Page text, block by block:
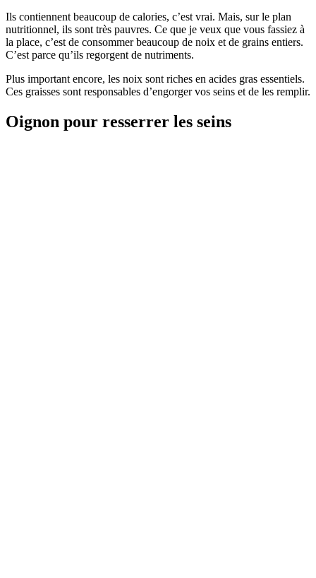
Ils contiennent beaucoup de calories, c’est vrai. Mais, sur le plan
nutritionnel, ils sont très pauvres. Ce que je veux que vous fassiez à
la place, c’est de consommer beaucoup de noix et de grains entiers.
C’est parce qu’ils regorgent de nutriments.
Plus important encore, les noix sont riches en acides gras essentiels.
Ces graisses sont responsables d’engorger vos seins et de les remplir.
Oignon pour resserrer les seins